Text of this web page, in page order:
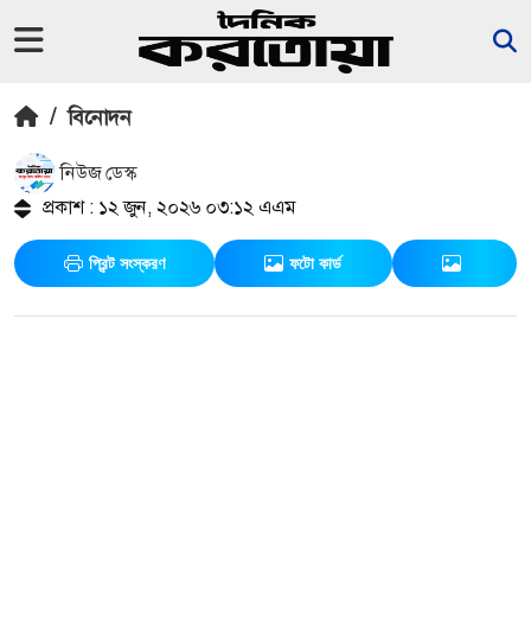
/ বিনোদন
নিউজ ডেস্ক
প্রকাশ : ১২ জুন, ২০২৬ ০৩:১২ এএম
প্রিন্ট সংস্করণ ফটো কার্ড